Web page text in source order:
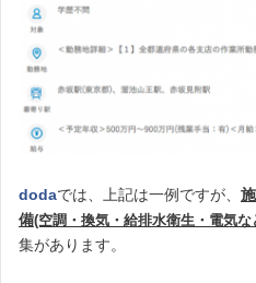
dodaでは、上記は一例ですが、
備(空調・換気・給排水衛生・電気な
集があります。